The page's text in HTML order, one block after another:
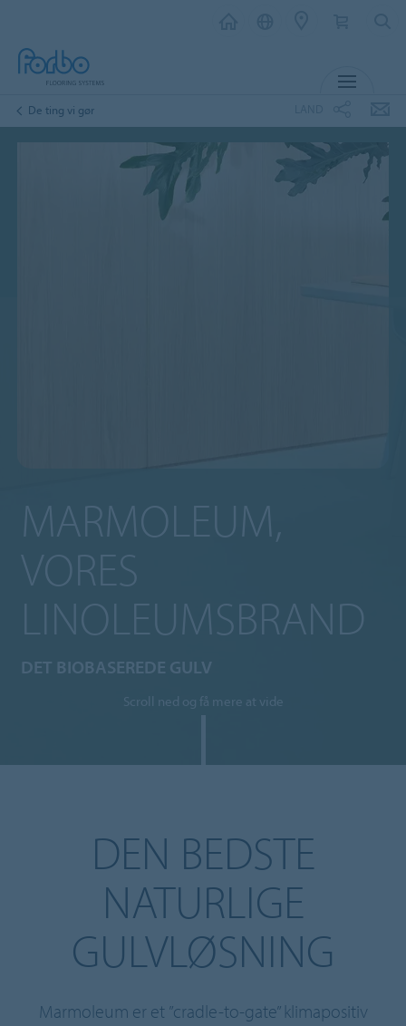
De ting vi gør
MARMOLEUM,
VORES
LINOLEUMSBRAND
DET BIOBASEREDE GULV
Scroll ned og få mere at vide
DEN BEDSTE
NATURLIGE
GULVLØSNING
Marmoleum er et ”cradle-to-gate” klimapositiv